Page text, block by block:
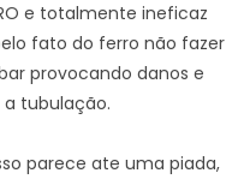
e totalmente ineficaz
fato do ferro não fazer
provocando danos e
tubulação.
isso parece ate uma piada,